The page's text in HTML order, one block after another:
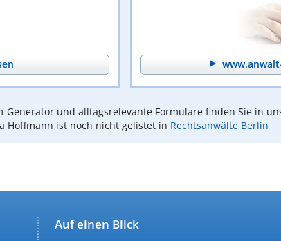
Generator und alltagsrelevante Formulare finden Sie in
Hoffmann ist noch nicht gelistet in Rechtsanwälte Berlin
Auf einen Blick